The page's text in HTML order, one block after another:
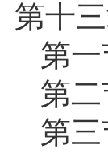
第十
第
第
第